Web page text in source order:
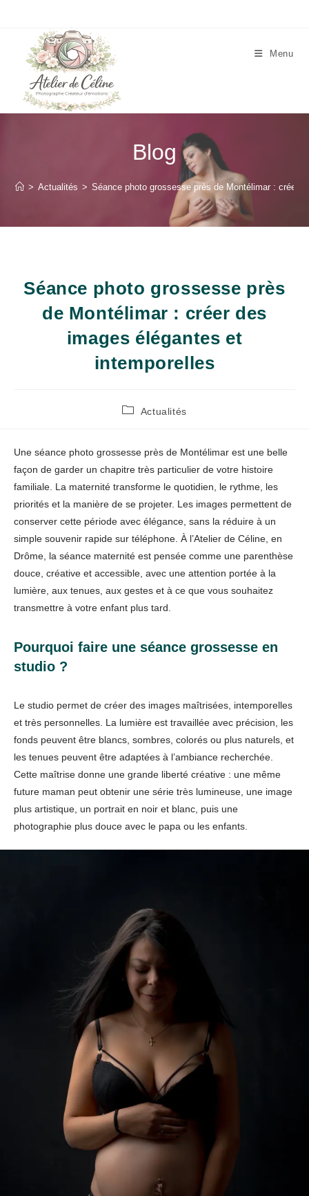
Menu
Blog
> Actualités > Séance photo grossesse près de Montélimar : créer
Séance photo grossesse près
de Montélimar : créer des
images élégantes et
intemporelles
PostActualités
Une séance photo grossesse près de Montélimar est une belle
façon de garder un chapitre très particulier de votre histoire
familiale. La maternité transforme le quotidien, le rythme, les
priorités et la manière de se projeter. Les images permettent de
conserver cette période avec élégance, sans la réduire à un
simple souvenir rapide sur téléphone. À l’Atelier de Céline, en
Drôme, la séance maternité est pensée comme une parenthèse
douce, créative et accessible, avec une attention portée à la
lumière, aux tenues, aux gestes et à ce que vous souhaitez
transmettre à votre enfant plus tard.
Pourquoi faire une séance grossesse en
studio ?
Le studio permet de créer des images maîtrisées, intemporelles
et très personnelles. La lumière est travaillée avec précision, les
fonds peuvent être blancs, sombres, colorés ou plus naturels, et
les tenues peuvent être adaptées à l’ambiance recherchée.
Cette maîtrise donne une grande liberté créative : une même
future maman peut obtenir une série très lumineuse, une image
plus artistique, un portrait en noir et blanc, puis une
photographie plus douce avec le papa ou les enfants.